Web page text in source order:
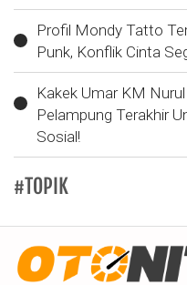
Profil Mondy Tatto
Punk, Konflik Cinta
Kakek Umar KM
Pelampung Terakhir
Sosial!
#TOPIK